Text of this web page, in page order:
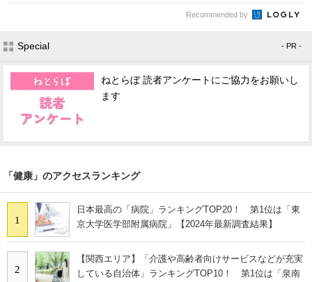
Recommended by
Special - PR -
ねとらぼ 読者アンケートにご協力をお願いし
ます
「健康」のアクセスランキング
1
日本最高の「病院」ランキングTOP20！ 第1位は「東
京大学医学部附属病院」【2024年最新調査結果】
2
【関西エリア】「介護や高齢者向けサービスなどが充実
している自治体」ランキングTOP10！ 第1位は「泉南